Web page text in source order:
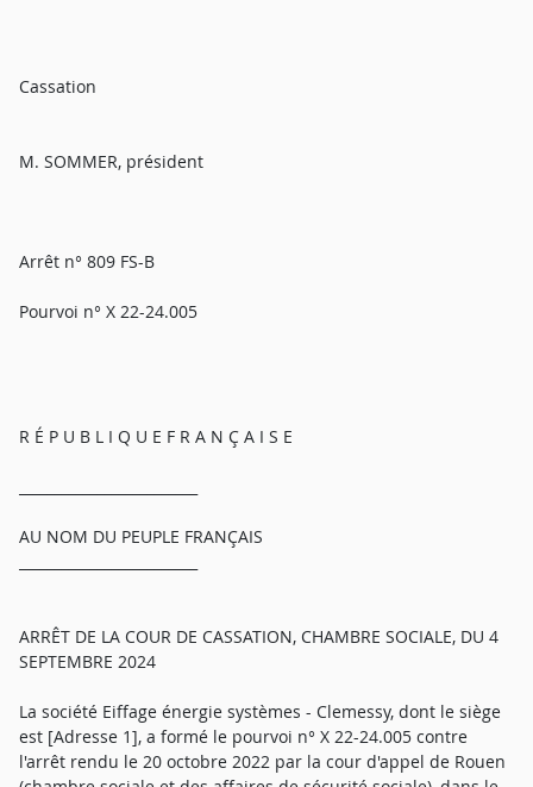
Cassation
M. SOMMER, président
Arrêt n° 809 FS-B
Pourvoi n° X 22-24.005
R É P U B L I Q U E F R A N Ç A I S E
AU NOM DU PEUPLE FRANÇAIS
ARRÊT DE LA COUR DE CASSATION, CHAMBRE SOCIALE, DU 4
SEPTEMBRE 2024
La société Eiffage énergie systèmes - Clemessy, dont le siège
est [Adresse 1], a formé le pourvoi n° X 22-24.005 contre
l'arrêt rendu le 20 octobre 2022 par la cour d'appel de Rouen